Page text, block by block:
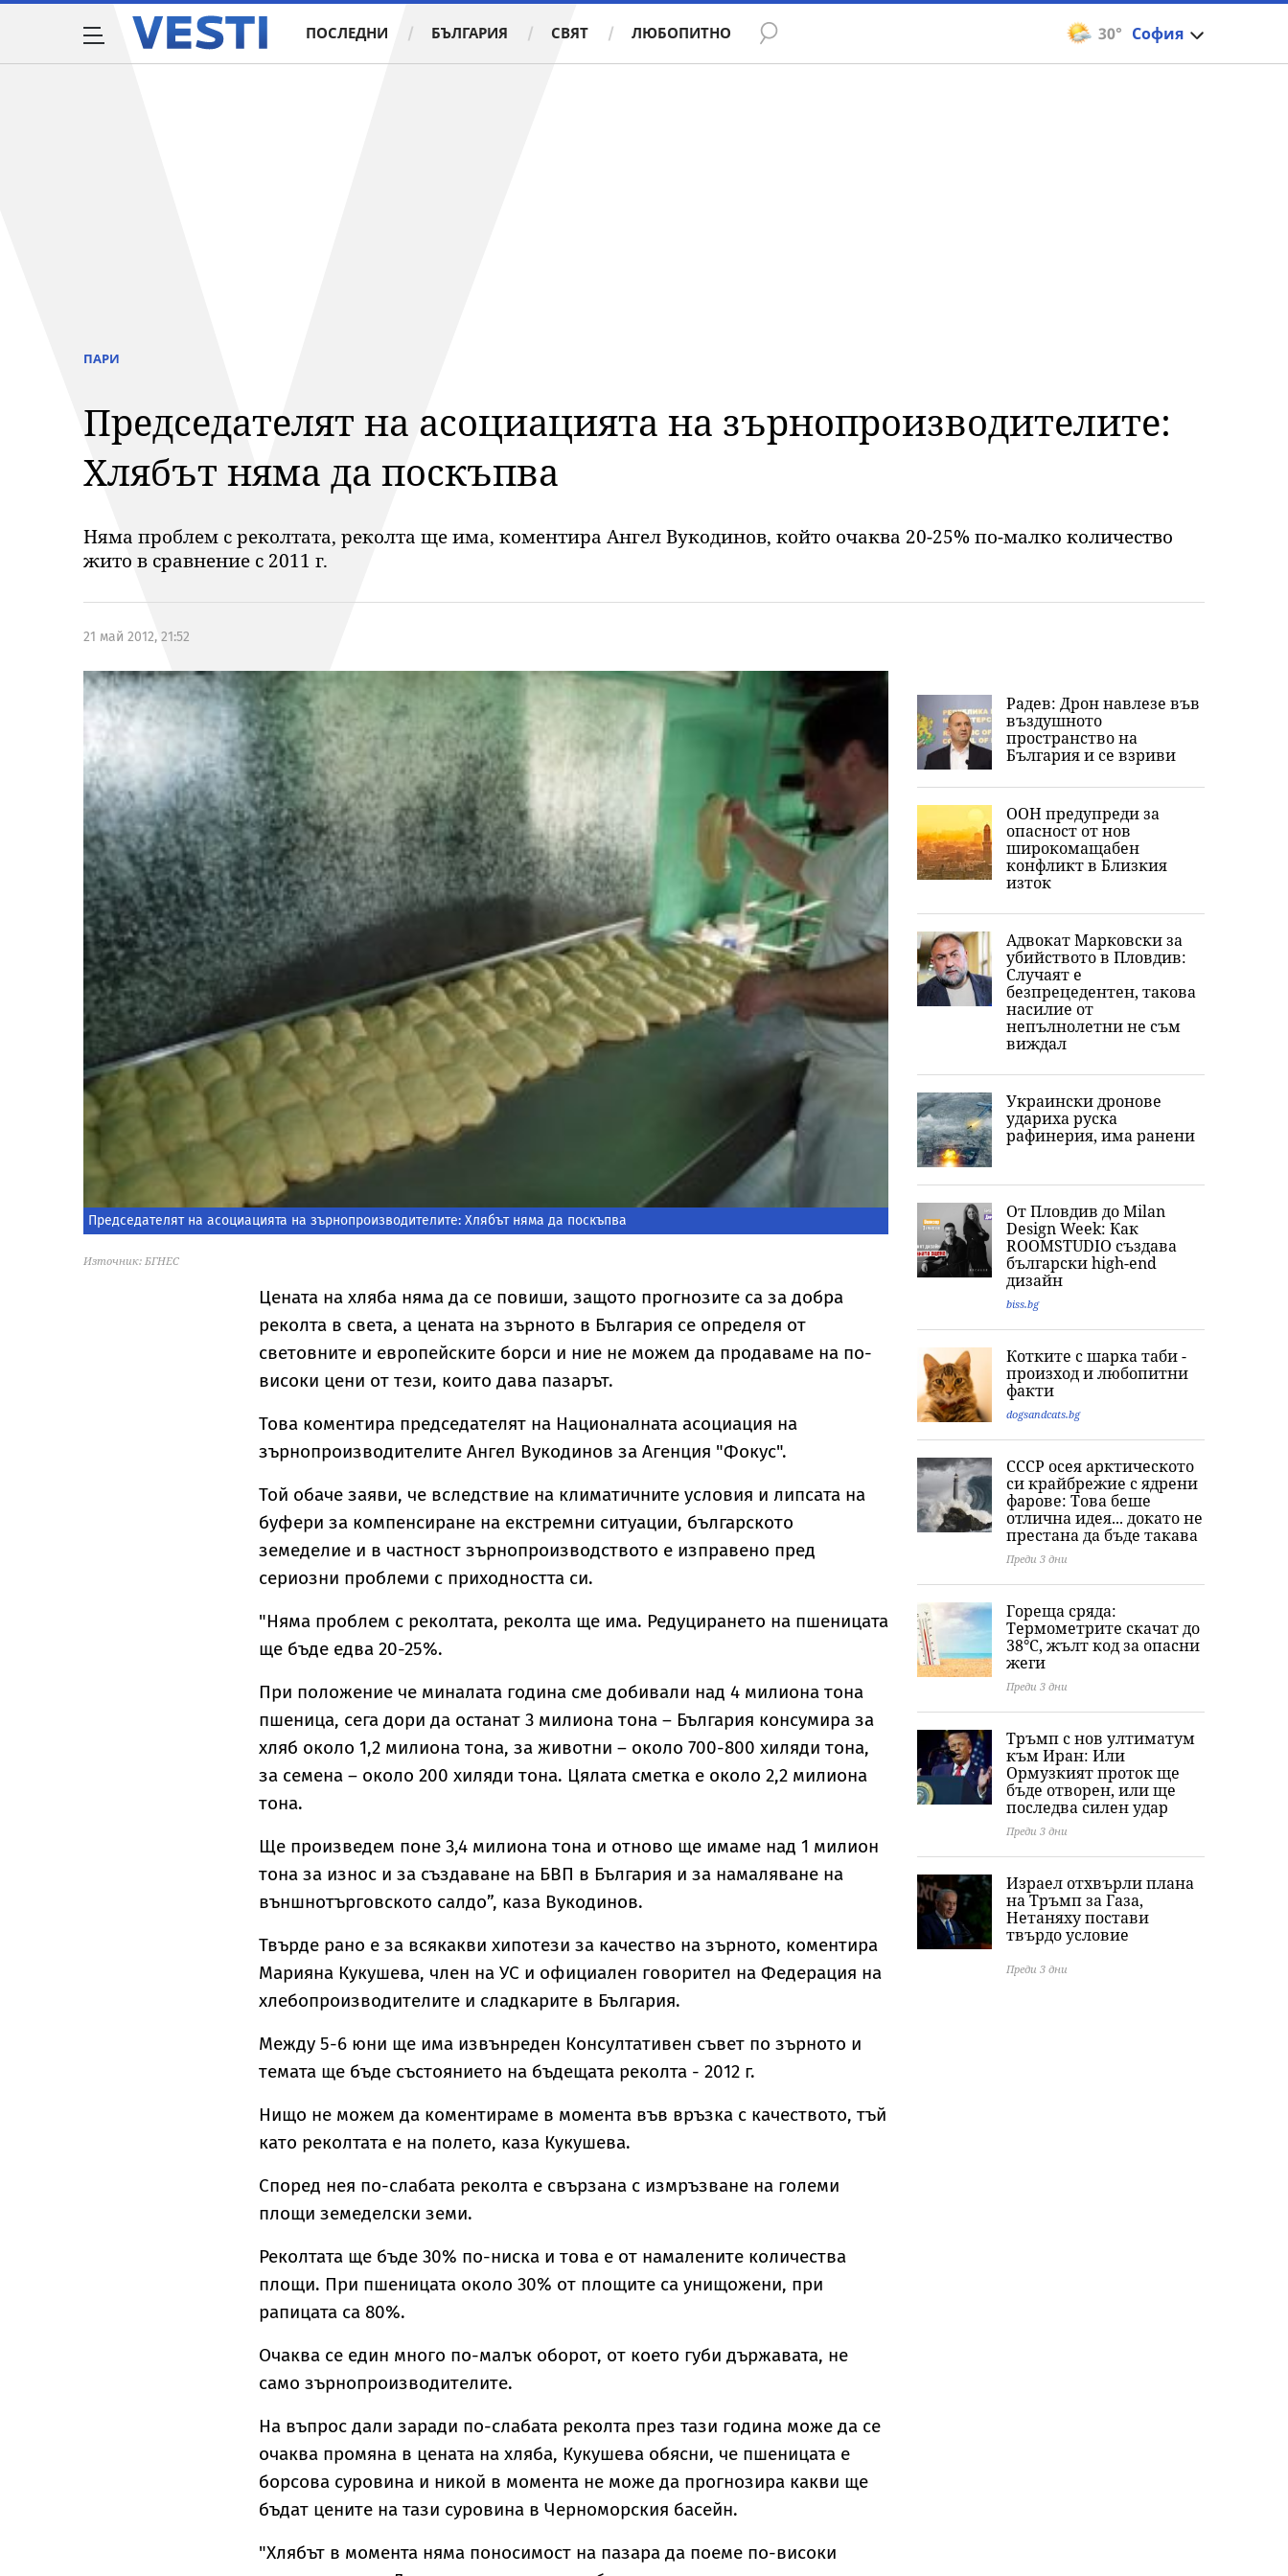
30° София
ПОСЛЕДНИ БЪЛГАРИЯ СВЯТ ЛЮБОПИТНО
ПАРИ
Председателят на асоциацията на зърнопроизводителите:
Хлябът няма да поскъпва
Няма проблем с реколтата, реколта ще има, коментира Ангел Вукодинов, който очаква 20-25% по-малко количество
жито в сравнение с 2011 г.
21 май 2012, 21:52
Председателят на асоциацията на зърнопроизводителите: Хлябът няма да поскъпва
Източник: БГНЕС
Цената на хляба няма да се повиши, защото прогнозите са за добра
реколта в света, а цената на зърното в България се определя от
световните и европейските борси и ние не можем да продаваме на по-
високи цени от тези, които дава пазарът.
Това коментира председателят на Националната асоциация на
зърнопроизводителите Ангел Вукодинов за Агенция "Фокус".
Той обаче заяви, че вследствие на климатичните условия и липсата на
буфери за компенсиране на екстремни ситуации, българското
земеделие и в частност зърнопроизводството е изправено пред
сериозни проблеми с приходността си.
"Няма проблем с реколтата, реколта ще има. Редуцирането на пшеницата
ще бъде едва 20-25%.
При положение че миналата година сме добивали над 4 милиона тона
пшеница, сега дори да останат 3 милиона тона – България консумира за
хляб около 1,2 милиона тона, за животни – около 700-800 хиляди тона,
за семена – около 200 хиляди тона. Цялата сметка е около 2,2 милиона
тона.
Ще произведем поне 3,4 милиона тона и отново ще имаме над 1 милион
тона за износ и за създаване на БВП в България и за намаляване на
външнотърговското салдо”, каза Вукодинов.
Твърде рано е за всякакви хипотези за качество на зърното, коментира
Марияна Кукушева, член на УС и официален говорител на Федерация на
хлебопроизводителите и сладкарите в България.
Между 5-6 юни ще има извънреден Консултативен съвет по зърното и
темата ще бъде състоянието на бъдещата реколта - 2012 г.
Нищо не можем да коментираме в момента във връзка с качеството, тъй
като реколтата е на полето, каза Кукушева.
Според нея по-слабата реколта е свързана с измръзване на големи
площи земеделски земи.
Реколтата ще бъде 30% по-ниска и това е от намалените количества
площи. При пшеницата около 30% от площите са унищожени, при
рапицата са 80%.
Очаква се един много по-малък оборот, от което губи държавата, не
само зърнопроизводителите.
На въпрос дали заради по-слабата реколта през тази година може да се
очаква промяна в цената на хляба, Кукушева обясни, че пшеницата е
борсова суровина и никой в момента не може да прогнозира какви ще
бъдат цените на тази суровина в Черноморския басейн.
"Хлябът в момента няма поносимост на пазара да поеме по-високи
Радев: Дрон навлезе във
въздушното
пространство на
България и се взриви
ООН предупреди за
опасност от нов
широкомащабен
конфликт в Близкия
изток
Адвокат Марковски за
убийството в Пловдив:
Случаят е
безпрецедентен, такова
насилие от
непълнолетни не съм
виждал
Украински дронове
удариха руска
рафинерия, има ранени
От Пловдив до Milan
Design Week: Как
ROOMSTUDIO създава
български high-end
дизайн
biss.bg
Котките с шарка таби -
произход и любопитни
факти
dogsandcats.bg
СССР осея арктическото
си крайбрежие с ядрени
фарове: Това беше
отлична идея... докато не
престана да бъде такава
Преди 3 дни
Гореща сряда:
Термометрите скачат до
38°C, жълт код за опасни
жеги
Преди 3 дни
Тръмп с нов ултиматум
към Иран: Или
Ормузкият проток ще
бъде отворен, или ще
последва силен удар
Преди 3 дни
Израел отхвърли плана
на Тръмп за Газа,
Нетаняху постави
твърдо условие
Преди 3 дни